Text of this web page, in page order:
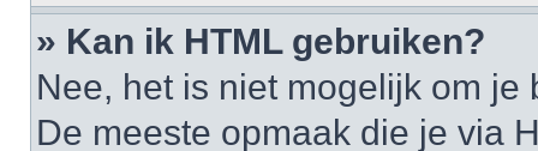
» Kan ik HTML gebruiken?
Nee, het is niet mogelijk om
De meeste opmaak die je via